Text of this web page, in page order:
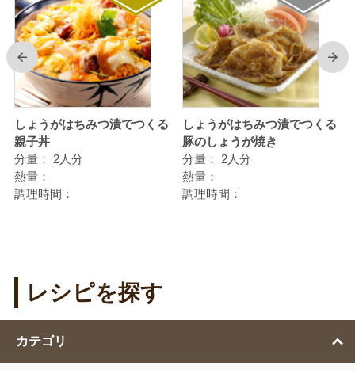
前
しょうがはちみつ漬でつくる
親子丼
分量：
2人分
熱量：
調理時間：
しょうがはちみつ漬でつくる
豚のしょうが焼き
分量：
2人分
熱量：
調理時間：
次
レシピを探す
カテゴリ